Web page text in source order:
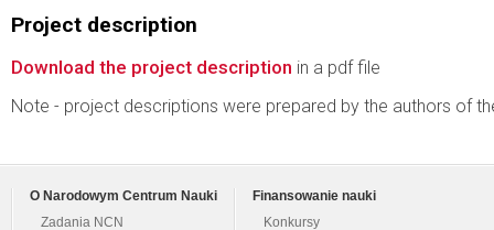
Project description
Download the project description in a pdf file
Note - project descriptions were prepared by the authors of
O Narodowym Centrum Nauki
Zadania NCN
Finansowanie nauki
Konkursy